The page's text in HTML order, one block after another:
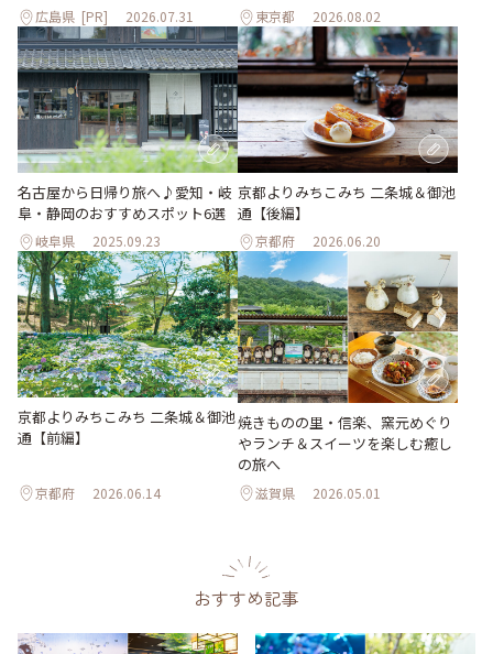
広島県 [PR] 2026.07.31 東京都 2026.08.02
名古屋から日帰り旅へ♪愛知・岐
阜・静岡のおすすめスポット6選
岐阜県 2025.09.23
京都よりみちこみち 二条城＆御池
通【後編】
京都府 2026.06.20
京都よりみちこみち 二条城＆御池
通【前編】
京都府 2026.06.14
焼きものの里・信楽、窯元めぐり
やランチ＆スイーツを楽しむ癒し
の旅へ
滋賀県 2026.05.01
おすすめ記事